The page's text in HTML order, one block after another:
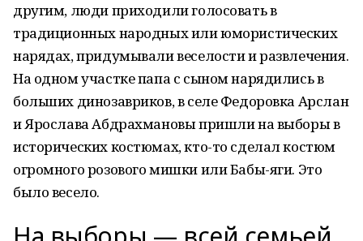
другим, люди приходили голосовать в
традиционных народных или юмористических
нарядах, придумывали веселости и развлечения.
На одном участке папа с сыном нарядились в
больших динозавриков, в селе Федоровка Арслан
и Ярослава Абдрахмановы пришли на выборы в
исторических костюмах, кто-то сделал костюм
огромного розового мишки или Бабы-яги. Это
было весело.